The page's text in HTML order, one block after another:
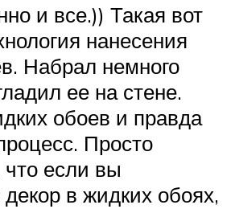
и все.)) Такая вот
нанесения
Набрал немного
ее на стене.
обоев и правда
Просто
если вы
декор в жидких обоях,